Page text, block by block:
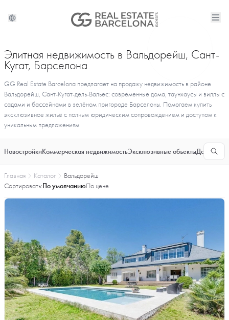
Элитная недвижимость в Вальдорейш, Сант-
Кугат, Барселона
GG Real Estate Barcelona предлагает на продажу недвижимость в районе
Вальдорейш, Сант-Кугат-дель-Вальес: современные дома, таунхаусы и виллы с
садами и бассейнами в зелёном пригороде Барселоны. Помогаем купить
эксклюзивное жильё с полным юридическим сопровождением и доступом к
уникальным предложениям.
НовостройкиКоммерческая недвижимостьЭксклюзивные объекты
Главная Каталог
Вальдорейш
Сортировать:По умолчаниюПо цене